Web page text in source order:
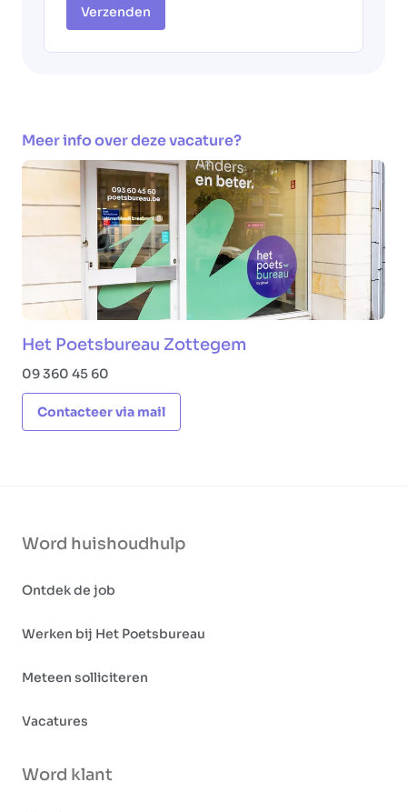
Verzenden
Meer info over deze vacature?
Het Poetsbureau Zottegem
09 360 45 60
Contacteer via mail
Word huishoudhulp
Ontdek de job
Werken bij Het Poetsbureau
Meteen solliciteren
Vacatures
Word klant